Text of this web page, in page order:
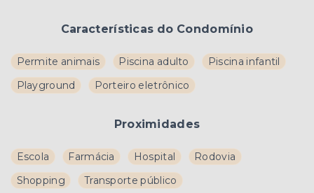
Características do Condomínio
Permite animais Piscina adulto
Piscina infantil
Playground
Porteiro eletrônico
Proximidades
Escola Farmácia Hospital
Rodovia
Shopping
Transporte público